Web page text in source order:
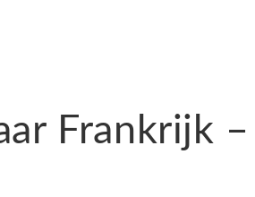
Frankrijk